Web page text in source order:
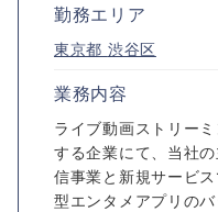
勤務エリア
東京都 渋谷区
業務内容
ライブ動画ストリー
する企業にて、当社
信事業と新規サービ
型エンタメアプリの